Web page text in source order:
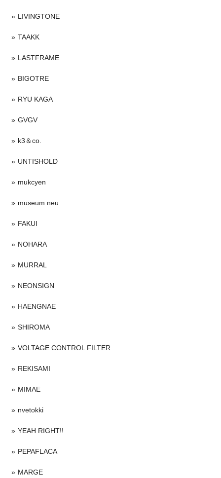
LIVINGTONE
TAAKK
LASTFRAME
BIGOTRE
RYU KAGA
GVGV
k3＆co.
UNTISHOLD
mukcyen
museum neu
FAKUI
NOHARA
MURRAL
NEONSIGN
HAENGNAE
SHIROMA
VOLTAGE CONTROL FILTER
REKISAMI
MIMAE
nvetokki
YEAH RIGHT!!
PEPAFLACA
MARGE